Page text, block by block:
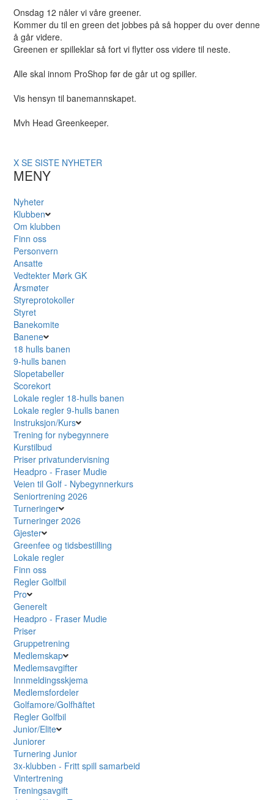
Onsdag 12 nåler vi våre greener.
Kommer du til en green det jobbes på så hopper du over denne
å går videre.
Greenen er spilleklar så fort vi flytter oss videre til neste.
Alle skal innom ProShop før de går ut og spiller.
Vis hensyn til banemannskapet.
Mvh Head Greenkeeper.
X SE SISTE NYHETER
MENY
Nyheter
Klubben
Om klubben
Finn oss
Personvern
Ansatte
Vedtekter Mørk GK
Årsmøter
Styreprotokoller
Styret
Banekomite
Banene
18 hulls banen
9-hulls banen
Slopetabeller
Scorekort
Lokale regler 18-hulls banen
Lokale regler 9-hulls banen
Instruksjon/Kurs
Trening for nybegynnere
Kurstilbud
Priser privatundervisning
Headpro - Fraser Mudie
Veien til Golf - Nybegynnerkurs
Seniortrening 2026
Turneringer
Turneringer 2026
Gjester
Greenfee og tidsbestilling
Lokale regler
Finn oss
Regler Golfbil
Pro
Generelt
Headpro - Fraser Mudie
Priser
Gruppetrening
Medlemskap
Medlemsavgifter
Innmeldingsskjema
Medlemsfordeler
Golfamore/Golfhäftet
Regler Golfbil
Junior/Elite
Juniorer
Turnering Junior
3x-klubben - Fritt spill samarbeid
Vintertrening
Treningsavgift